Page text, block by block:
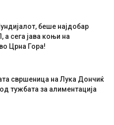
беше најдобар
а сега јава коњи на
Црна Гора!
свршеница на Лука Дончиќ
тужбата за алиментација